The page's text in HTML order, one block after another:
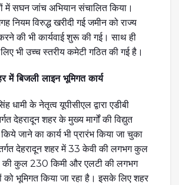
में सघन जांच अभियान संचालित किया।
नियम विरुद्ध खरीदी गई जमीन को राज्य
की भी कार्यवाई शुरू की गई। साथ ही
भी उच्च स्तरीय कमेटी गठित की गई है।
में बिजली लाइन भूमिगत कार्य
धामी के नेतृत्व यूपीसीएल द्वारा एडीबी
देहरादून शहर के मुख्य मार्गों की विद्युत
जाने का कार्य भी प्रारंभ किया जा चुका
देहरादून शहर में 33 केवी की लगभग कुल
की कुल 230 किमी और एलटी की लगभग
को भूमिगत किया जा रहा है। इसके लिए शहर